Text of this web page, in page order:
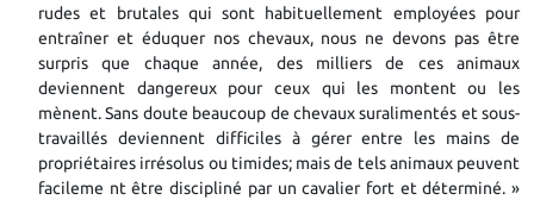
rudes et brutales qui sont habituellement employées pour
entraîner et éduquer nos chevaux, nous ne devons pas être
surpris que chaque année, des milliers de ces animaux
deviennent dangereux pour ceux qui les montent ou les
mènent.Sans doute beaucoup de chevaux suralimentés et sous-
travaillés deviennent difficiles à gérer entre les mains de
propriétaires irrésolus ou timides; mais de tels animaux peuvent
facileme nt être discipliné par un cavalier fort et déterminé. »